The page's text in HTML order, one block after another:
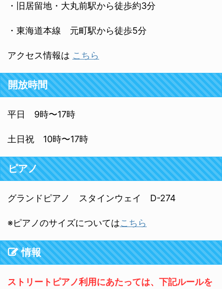
・旧居留地・大丸前駅から徒歩約3分
・東海道本線 元町駅から徒歩5分
アクセス情報は こちら
開放時間
平日 9時〜17時
土日祝 10時〜17時
ピアノ
グランドピアノ スタインウェイ D-274
※ピアノのサイズについてはこちら
情報
ストリートピアノ利用にあたっては、下記ルールを